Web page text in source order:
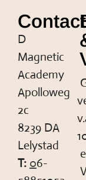
Contact
D
Magnetic
Academy
Apolloweg
2c
8239 DA
Lelystad
T: 06-